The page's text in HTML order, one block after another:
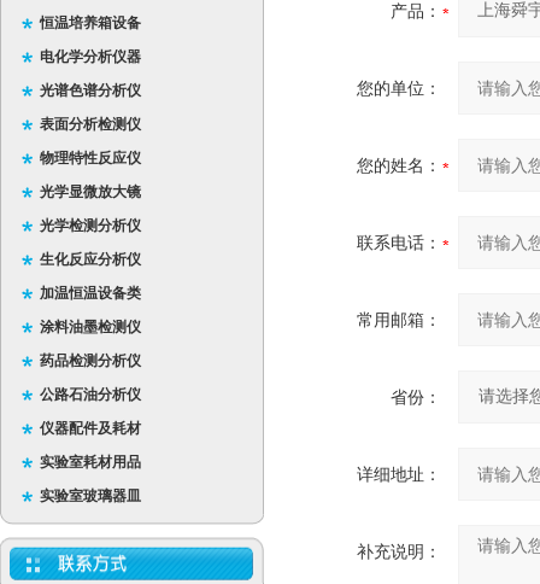
恒温培养箱设备
电化学分析仪器
光谱色谱分析仪
表面分析检测仪
物理特性反应仪
光学显微放大镜
光学检测分析仪
生化反应分析仪
加温恒温设备类
涂料油墨检测仪
药品检测分析仪
公路石油分析仪
仪器配件及耗材
实验室耗材用品
实验室玻璃器皿
产品：
您的单位：
您的姓名：
联系电话：
常用邮箱：
省份：
详细地址：
补充说明：